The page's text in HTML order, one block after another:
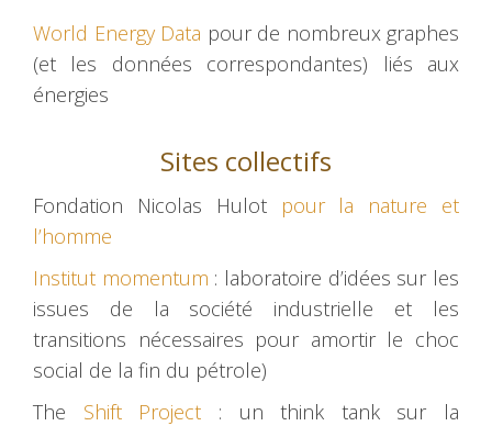
World Energy Data pour de nombreux graphes
(et les données correspondantes) liés aux
énergies
Sites collectifs
Fondation Nicolas Hulot
pour la nature et
l’homme
Institut momentum : laboratoire d’idées sur les
issues de la société industrielle et les
transitions nécessaires pour amortir le choc
social de la fin du pétrole)
The Shift Project : un think tank sur la